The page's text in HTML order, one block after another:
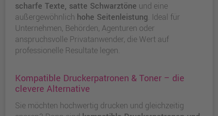
scharfe Texte, satte Schwarztöne und eine
außergewöhnlich hohe Seitenleistung. Ideal für
Unternehmen, Behörden, Agenturen oder
anspruchsvolle Privatanwender, die Wert auf
professionelle Resultate legen.
Kompatible Druckerpatronen & Toner – die
clevere Alternative
Sie möchten hochwertig drucken und gleichzeitig